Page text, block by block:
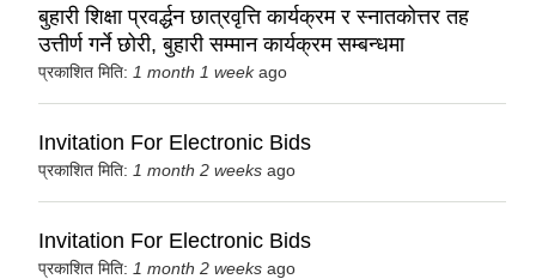
बुहारी शिक्षा प्रवर्द्धन छात्रवृत्ति कार्यक्रम र स्नातकोत्तर तह
उत्तीर्ण गर्ने छोरी, बुहारी सम्मान कार्यक्रम सम्बन्धमा
प्रकाशित मिति: 1 month 1 weekago
Invitation For Electronic Bids
प्रकाशित मिति: 1 month 2 weeks ago
Invitation For Electronic Bids
प्रकाशित मिति: 1 month 2 weeks ago